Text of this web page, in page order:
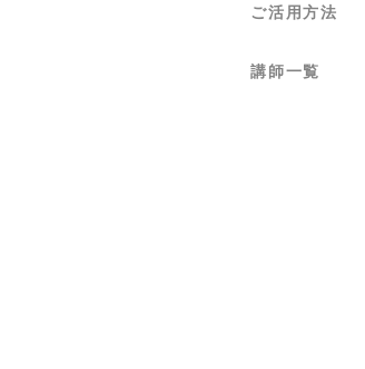
ご活用方法
講師一覧